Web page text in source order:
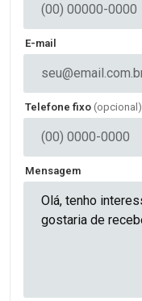
E-mail
Telefone fixo (opcional)
Mensagem